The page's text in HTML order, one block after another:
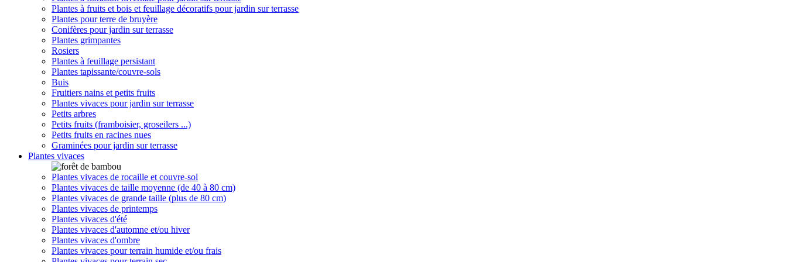
Plantes à fruits et bois et feuillage décoratifs pour jardin sur terrasse
Plantes pour terre de bruyère
Conifères pour jardin sur terrasse
Plantes grimpantes
Rosiers
Plantes à feuillage persistant
Plantes tapissante/couvre-sols
Buis
Fruitiers nains et petits fruits
Plantes vivaces pour jardin sur terrasse
Petits arbres
Petits fruits (framboisier, groseilers ...)
Petits fruits en racines nues
Graminées pour jardin sur terrasse
Plantes vivaces
Plantes vivaces de rocaille et couvre-sol
Plantes vivaces de taille moyenne (de 40 à 80 cm)
Plantes vivaces de grande taille (plus de 80 cm)
Plantes vivaces de printemps
Plantes vivaces d'été
Plantes vivaces d'automne et/ou hiver
Plantes vivaces d'ombre
Plantes vivaces pour terrain humide et/ou frais